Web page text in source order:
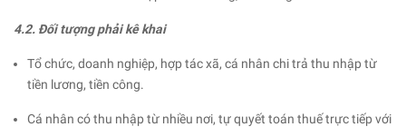
4.2. Đối tượng phải kê khai
Tổ chức, doanh nghiệp, hợp tác xã, cá nhân chi trả thu nhập từ
tiền lương, tiền công.
Cá nhân có thu nhập từ nhiều nơi, tự quyết toán thuế trực tiếp với